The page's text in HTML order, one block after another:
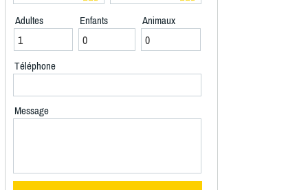
Adultes Enfants Animaux
Téléphone
Message